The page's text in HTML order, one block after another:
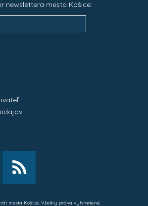
newslettera mesta Košice:
mesta Košice. Všetky práva vyhradené.